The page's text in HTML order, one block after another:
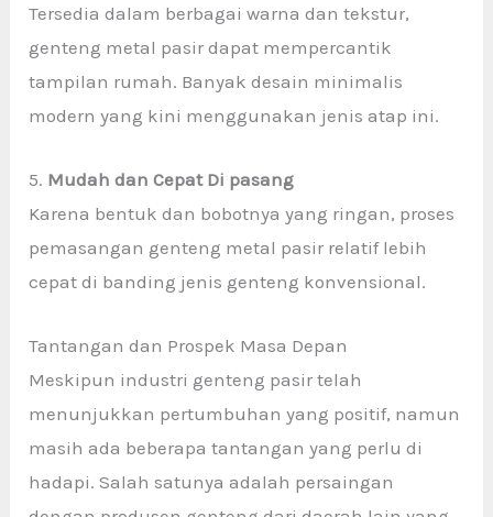
Tersedia dalam berbagai warna dan tekstur,
genteng metal pasir dapat mempercantik
tampilan rumah. Banyak desain minimalis
modern yang kini menggunakan jenis atap ini.
5. Mudah dan Cepat Di pasang
Karena bentuk dan bobotnya yang ringan, proses
pemasangan genteng metal pasir relatif lebih
cepat di banding jenis genteng konvensional.
Tantangan dan Prospek Masa Depan
Meskipun industri genteng pasir telah
menunjukkan pertumbuhan yang positif, namun
masih ada beberapa tantangan yang perlu di
hadapi. Salah satunya adalah persaingan